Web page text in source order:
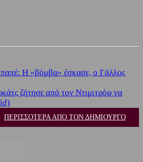
Η «βόμβα» έσκασε, ο Γάλλος
ζήτησε από τον Ντιμιτρόφ να
ΠΕΡΙΣΣΟΤΕΡΑ ΑΠΟ ΤΟΝ ΔΗΜΙΟΥΡΓΟ